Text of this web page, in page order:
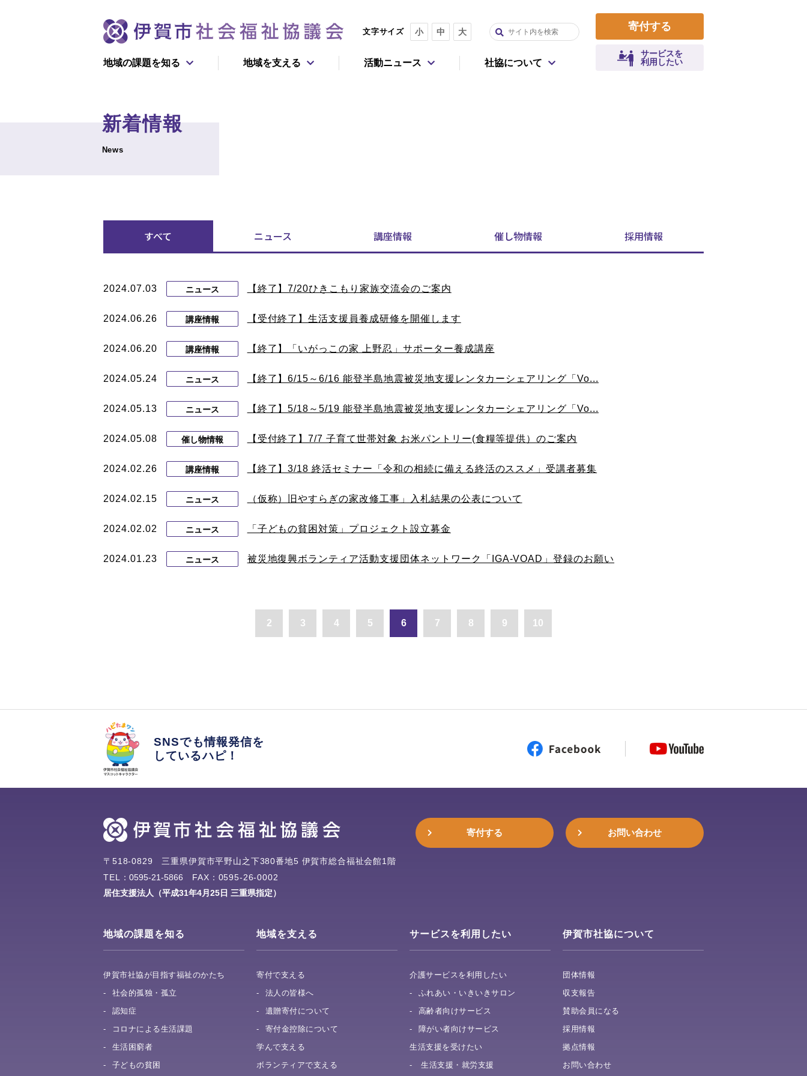
文字サイズ 小 中 大
地域の課題を知る
初めての方へ
福祉のかたち
地域を支える 活動ニュース 社協について
寄付する
サービスを
利用したい
新着情報
News
すべて ニュース 講座情報 催し物情報 採用情報
2024.07.03 ニュース 【終了】7/20ひきこもり家族交流会のご案内
2024.06.26 講座情報 【受付終了】生活支援員養成研修を開催します
2024.06.20 講座情報 【終了】「いがっこの家 上野忍」サポーター養成講座
2024.05.24 ニュース 【終了】6/15～6/16 能登半島地震被災地支援レンタカーシェアリング「Vo...
2024.05.13 ニュース 【終了】5/18～5/19 能登半島地震被災地支援レンタカーシェアリング「Vo...
2024.05.08 催し物情報 【受付終了】7/7 子育て世帯対象 お米パントリー(食糧等提供）のご案内
2024.02.26 講座情報 【終了】3/18 終活セミナー「令和の相続に備える終活のススメ」受講者募集
2024.02.15 ニュース （仮称）旧やすらぎの家改修工事」⼊札結果の公表について
2024.02.02 ニュース 「子どもの貧困対策」プロジェクト設立募金
2024.01.23 ニュース 被災地復興ボランティア活動支援団体ネットワーク「IGA-VOAD」登録のお願い
2 3 4 5 6 7 8 9 10
SNSでも情報発信を
しているハピ！
〒518-0829 三重県伊賀市平野山之下380番地5 伊賀市総合福祉会館1階
TEL：0595-21-5866 FAX：0595-26-0002
居住支援法人（平成31年4月25日 三重県指定）
寄付する お問い合わせ
地域の課題を知る
伊賀市社協が目指す福祉のかたち
社会的孤独・孤立
認知症
コロナによる生活課題
生活困窮者
子どもの貧困
地域を支える
寄付で支える
法人の皆様へ
遺贈寄付について
寄付金控除について
学んで支える
ボランティアで支える
サービスを利用したい
介護サービスを利用したい
ふれあい・いきいきサロン
高齢者向けサービス
障がい者向けサービス
生活支援を受けたい
生活支援・就労支援
伊賀市社協について
団体情報
収支報告
賛助会員になる
採用情報
拠点情報
お問い合わせ